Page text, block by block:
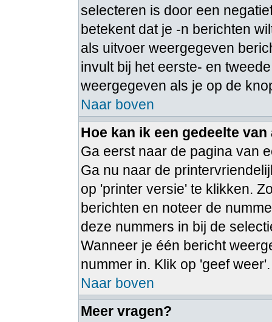
selecteren is door een
betekent dat je -n berichten
als uitvoer weergegeven
invult bij het eerste- en
weergegeven als je op de
Naar boven
Hoe kan ik een gedeelte
Ga eerst naar de pagina van
Ga nu naar de
op 'printer versie' te klikken.
berichten en noteer de
deze nummers in bij de
Wanneer je één bericht
nummer in. Klik op 'geef weer'.
Naar boven
Meer vragen?